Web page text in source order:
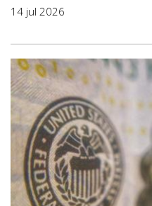
14 jul 2026